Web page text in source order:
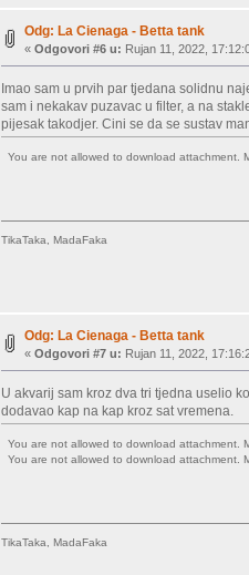
Odg: La Cienaga - Betta tank
«Odgovori #6 u: Rujan 11, 2022,
Imao sam u prvih par tjedana solidnu
sam i nekakav puzavac u filter, a na
pijesak takodjer. Cini se da se sustav
You are not allowed to download attachment.
TikaTaka, MadaFaka
Odg: La Cienaga - Betta tank
«Odgovori #7 u: Rujan 11, 2022,
U akvarij sam kroz dva tri tjedna uselio
dodavao kap na kap kroz sat vremena.
You are not allowed to download attachment.
You are not allowed to download attachment.
TikaTaka, MadaFaka